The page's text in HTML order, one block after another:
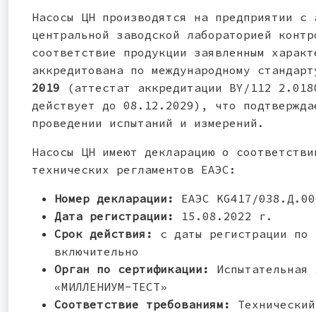
Насосы ЦН производятся на предприятии с
центральной заводской лабораторией
соответствие продукции заявленным
аккредитована по международному
2019
(аттестат аккредитации BY/112
действует до 08.12.2029), что
проведении испытаний и измерений.
Насосы ЦН имеют декларацию о
технических регламентов ЕАЭС:
Номер декларации: ЕАЭС KG417/
Дата регистрации: 15.08.2022 г.
Срок действия: с даты регистрации
включительно
Орган по сертификации:
«МИЛЛЕНИУМ-ТЕСТ»
Соответствие требованиям: